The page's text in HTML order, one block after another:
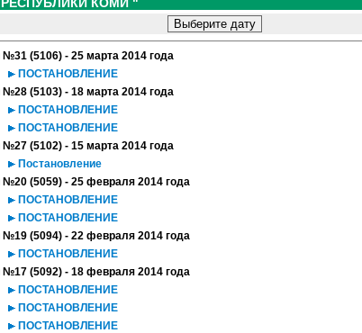
Выберите дату
№31 (5106) - 25 марта 2014 года
ПОСТАНОВЛЕНИЕ
№28 (5103) - 18 марта 2014 года
ПОСТАНОВЛЕНИЕ
ПОСТАНОВЛЕНИЕ
№27 (5102) - 15 марта 2014 года
Постановление
№20 (5059) - 25 февраля 2014 года
ПОСТАНОВЛЕНИЕ
ПОСТАНОВЛЕНИЕ
№19 (5094) - 22 февраля 2014 года
ПОСТАНОВЛЕНИЕ
№17 (5092) - 18 февраля 2014 года
ПОСТАНОВЛЕНИЕ
ПОСТАНОВЛЕНИЕ
ПОСТАНОВЛЕНИЕ